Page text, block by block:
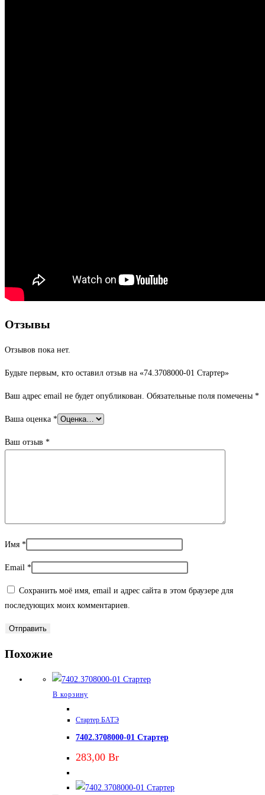
Отзывы
Отзывов пока нет.
Будьте первым, кто оставил отзыв на «74.3708000-01 Стартер»
Ваш адрес email не будет опубликован. Обязательные поля помечены *
Ваша оценка *
Ваш отзыв *
Имя *
Email *
Сохранить моё имя, email и адрес сайта в этом браузере для
последующих моих комментариев.
Похожие
В корзину
Стартер БАТЭ
7402.3708000-01 Стартер
283,00 Br